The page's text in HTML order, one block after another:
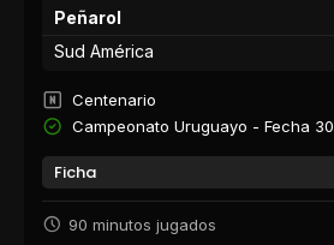
Peñarol
Sud América
Centenario
Campeonato Uruguayo - Fecha 30
Ficha
90 minutos jugados